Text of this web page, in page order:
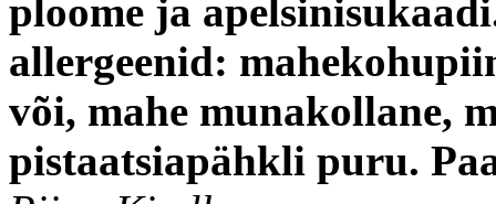
ploome ja
allergeenid:
või, mahe munakollane,
pistaatsiapähkli puru.